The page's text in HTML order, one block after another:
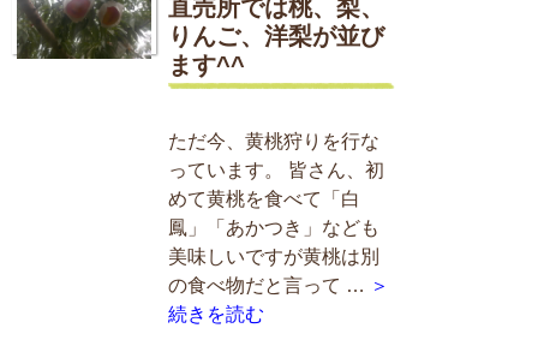
直売所では桃、梨、
りんご、洋梨が並び
ます^^
ただ今、黄桃狩りを行な
っています。 皆さん、初
めて黄桃を食べて「白
鳳」「あかつき」なども
美味しいですが黄桃は別
の食べ物だと言って … ＞
続きを読む